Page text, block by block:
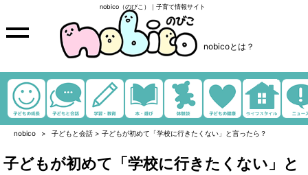
nobico（のびこ）｜子育て情報サイト
nobicoとは？
nobico 子どもと会話 > 子どもが初めて「学校に行きたくない」と言ったら？
子どもが初めて「学校に行きたくない」と